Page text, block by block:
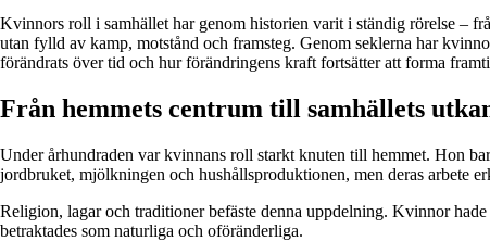
Kvinnors roll i samhället har genom historien varit i ständig rörelse –
utan fylld av kamp, motstånd och framsteg. Genom seklerna har
förändrats över tid och hur förändringens kraft fortsätter att forma
Från hemmets centrum till samhällets
Under århundraden var kvinnans roll starkt knuten till hemmet. Hon
jordbruket, mjölkningen och hushållsproduktionen, men deras arbete
Religion, lagar och traditioner befäste denna uppdelning. Kvinnor
betraktades som naturliga och oföränderliga.